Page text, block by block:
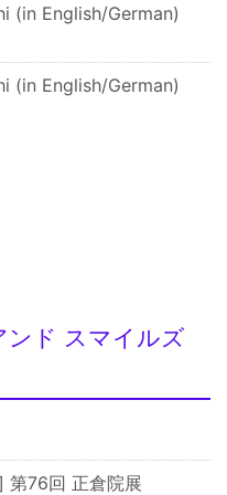
(in English/German)
(in English/German)
ド スマイルズ
第76回 正倉院展